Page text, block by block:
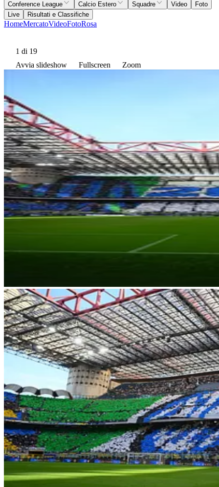
Conference League
Calcio Estero Squadre Video
Foto
Live
Risultati e Classifiche
HomeMercatoVideoFotoRosa
1 di 19
Avvia slideshow
Fullscreen Zoom